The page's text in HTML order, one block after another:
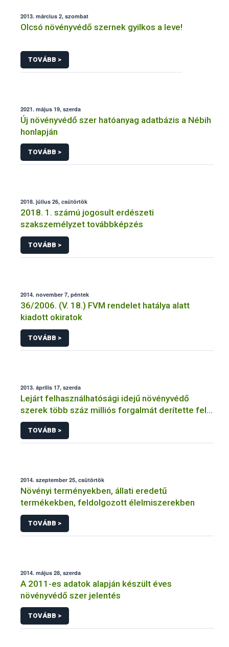
2013. március 2, szombat
Olcsó növényvédő szernek gyilkos a leve!
TOVÁBB >
2021. május 19, szerda
Új növényvédő szer hatóanyag adatbázis a Nébih
honlapján
TOVÁBB >
2018. július 26, csütörtök
2018. 1. számú jogosult erdészeti
szakszemélyzet továbbképzés
TOVÁBB >
2014. november 7, péntek
36/2006. (V. 18.) FVM rendelet hatálya alatt
kiadott okiratok
TOVÁBB >
2013. április 17, szerda
Lejárt felhasználhatósági idejű növényvédő
szerek több száz milliós forgalmát derítette fel a
NÉBIH
TOVÁBB >
2014. szeptember 25, csütörtök
Növényi terményekben, állati eredetű
termékekben, feldolgozott élelmiszerekben
TOVÁBB >
2014. május 28, szerda
A 2011-es adatok alapján készült éves
növényvédő szer jelentés
TOVÁBB >